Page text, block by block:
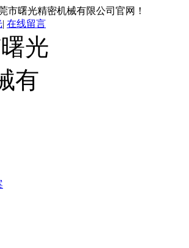
市曙光精密机械有限公司官网！
| 在线留言